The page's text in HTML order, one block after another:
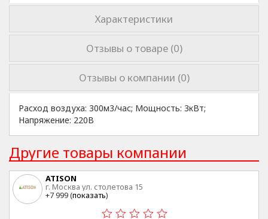
Характеристики
Отзывы о товаре (0)
Отзывы о компании (0)
Расход воздуха: 300м3/час; Мощность: 3кВт;
Напряжение: 220В
Другие товары компании
ATISON
г. Москва ул. столетова 15
+7 999 (показать)